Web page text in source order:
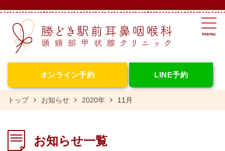
オンライン予約 LINE予約
menu
トップ お知らせ 2020年 11月
お知らせ一覧